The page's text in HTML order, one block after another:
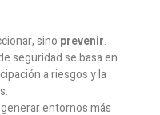
sino prevenir.
seguridad se basa en
a riesgos y la
entornos más